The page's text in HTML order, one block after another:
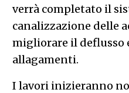
verrà completato il
canalizzazione delle
migliorare il deflusso
allagamenti.
I lavori inizieranno